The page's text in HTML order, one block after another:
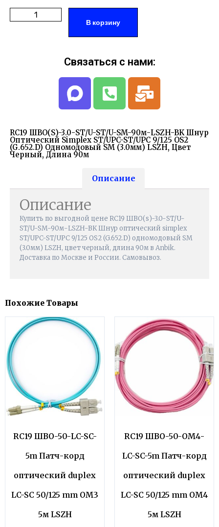
В корзину
RC19 ШВО(s)-3.0-ST/U-ST/U-SM-90м-LSZH-BK Шнур
Оптический Simplex ST/UPC-ST/UPC 9/125 OS2
(G.652.D) Одномодовый SM (3.0мм) LSZH, Цвет
Черный, Длина 90м
Описание
Описание
Купить по выгодной цене RC19 ШВО(s)-3.0-ST/U-
ST/U-SM-90м-LSZH-BK Шнур оптический simplex
ST/UPC-ST/UPC 9/125 OS2 (G.652.D) одномодовый SM
(3.0мм) LSZH, цвет черный, длина 90м в Anbik.
Доставка по Москве и России. Самовывоз.
Связаться с нами:
Похожие Товары
RC19 ШВО-50-LC-SC-
5m Патч-корд
оптический duplex
LC-SC 50/125 mm OM3
5м LSZH
RC19 ШВО-50-OM4-
LC-SC-5m Патч-корд
оптический duplex
LC-SC 50/125 mm OM4
5м LSZH